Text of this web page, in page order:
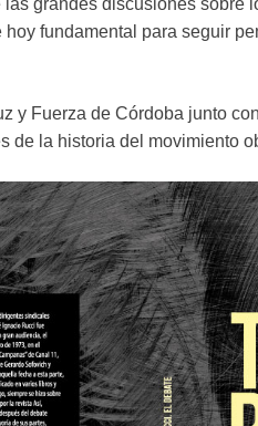
grandes discusiones sobre
fundamental para seguir
y Fuerza de Córdoba junto
de la historia del movimiento